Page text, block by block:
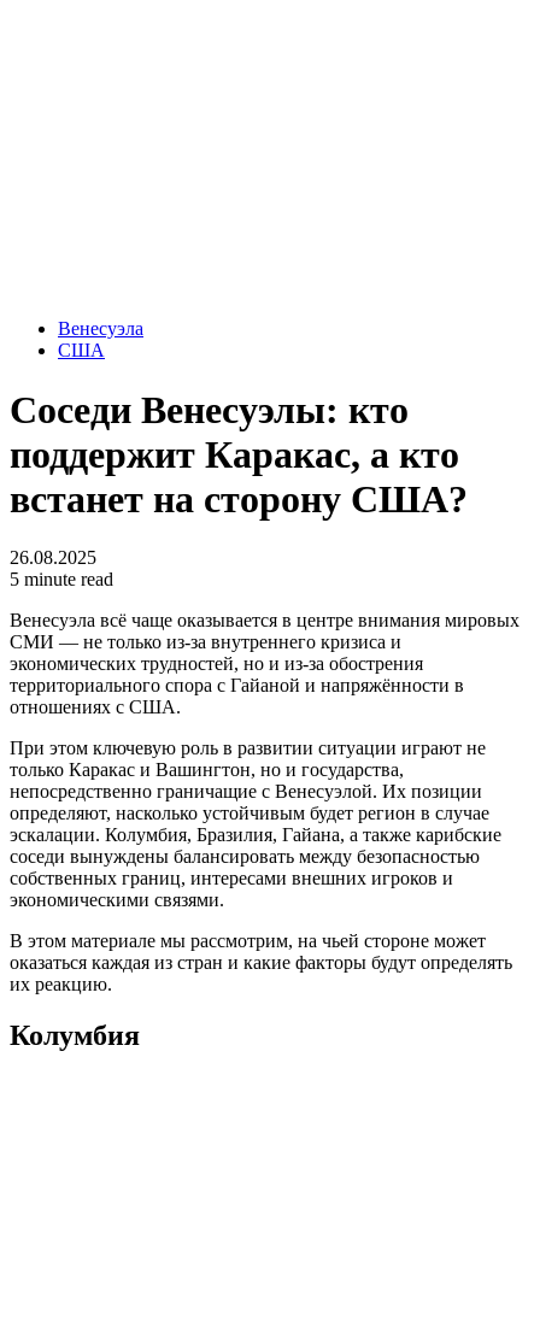
Венесуэла
США
Соседи Венесуэлы: кто
поддержит Каракас, а кто
встанет на сторону США?
26.08.2025
5 minute read
Венесуэла всё чаще оказывается в центре внимания мировых
СМИ — не только из-за внутреннего кризиса и
экономических трудностей, но и из-за обострения
территориального спора с Гайаной и напряжённости в
отношениях с США.
При этом ключевую роль в развитии ситуации играют не
только Каракас и Вашингтон, но и государства,
непосредственно граничащие с Венесуэлой. Их позиции
определяют, насколько устойчивым будет регион в случае
эскалации. Колумбия, Бразилия, Гайана, а также карибские
соседи вынуждены балансировать между безопасностью
собственных границ, интересами внешних игроков и
экономическими связями.
В этом материале мы рассмотрим, на чьей стороне может
оказаться каждая из стран и какие факторы будут определять
их реакцию.
Колумбия